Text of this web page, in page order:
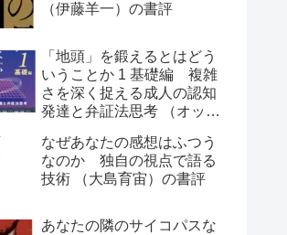
（伊藤羊一）の書評
「地頭」を鍛えるとはどう
いうことか 1 基礎編 複雑
さを深く捉える成人の認知
発達と弁証法思考 （オット
なぜあなたの感想はふつう
なのか 独自の視点で語る
技術 （大島育宙）の書評
あなたの隣のサイコパスな